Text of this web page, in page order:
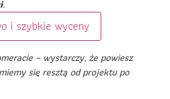
.
i szybkie wyceny
– wystarczy, że powiesz
się resztą od projektu po